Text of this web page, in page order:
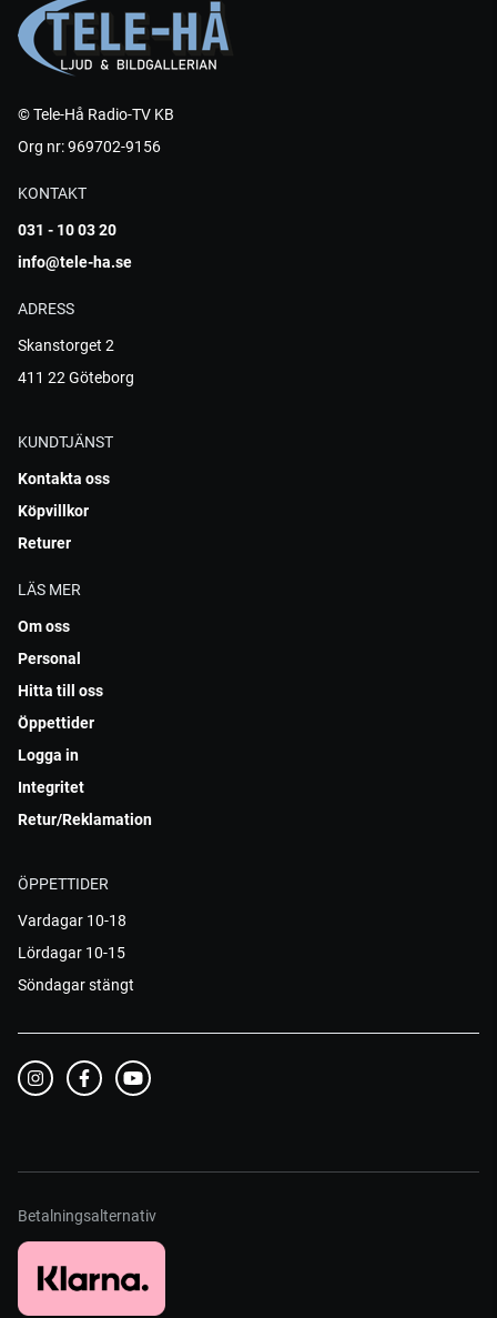
© Tele-Hå Radio-TV KB
Org nr: 969702-9156
KONTAKT
031 - 10 03 20
info@tele-ha.se
ADRESS
Skanstorget 2
411 22 Göteborg
KUNDTJÄNST
Kontakta oss
Köpvillkor
Returer
LÄS MER
Om oss
Personal
Hitta till oss
Öppettider
Logga in
Integritet
Retur/Reklamation
ÖPPETTIDER
Vardagar 10-18
Lördagar 10-15
Söndagar stängt
Betalningsalternativ